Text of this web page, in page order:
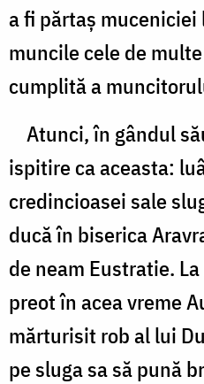
a fi părtaş muceniciei
muncile cele de
cumplită a
Atunci, în gândul
ispitire ca aceasta:
credincioasei sale
ducă în biserica
de neam Eustratie.
preot în acea vreme
mărturisit rob al lui
pe sluga sa să pună